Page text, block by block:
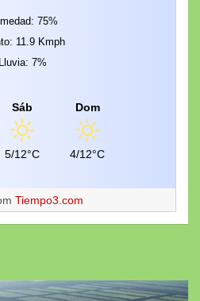
75%
11.9 Kmph
Lluvia: 7%
Sáb
5/12°C
Dom
4/12°C
Tiempo3.com